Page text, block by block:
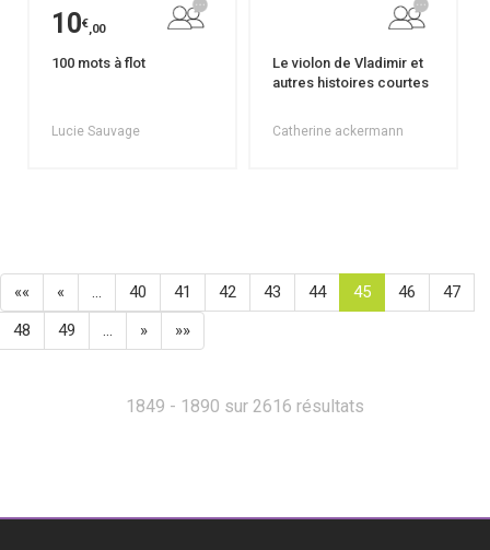
10€,00
100 mots à flot
Lucie Sauvage
Le violon de Vladimir et
autres histoires courtes
Catherine ackermann
«« « … 40 41 42 43 44 45 46
47
48
49 … » »»
1849 - 1890 sur 2616 résultats